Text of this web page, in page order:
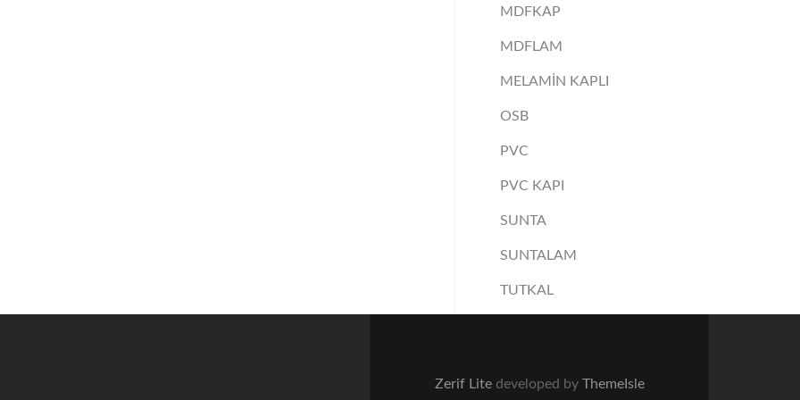
MDFKAP
MDFLAM
MELAMİN KAPLI
OSB
PVC
PVC KAPI
SUNTA
SUNTALAM
TUTKAL
Zerif Lite developed by ThemeIsle